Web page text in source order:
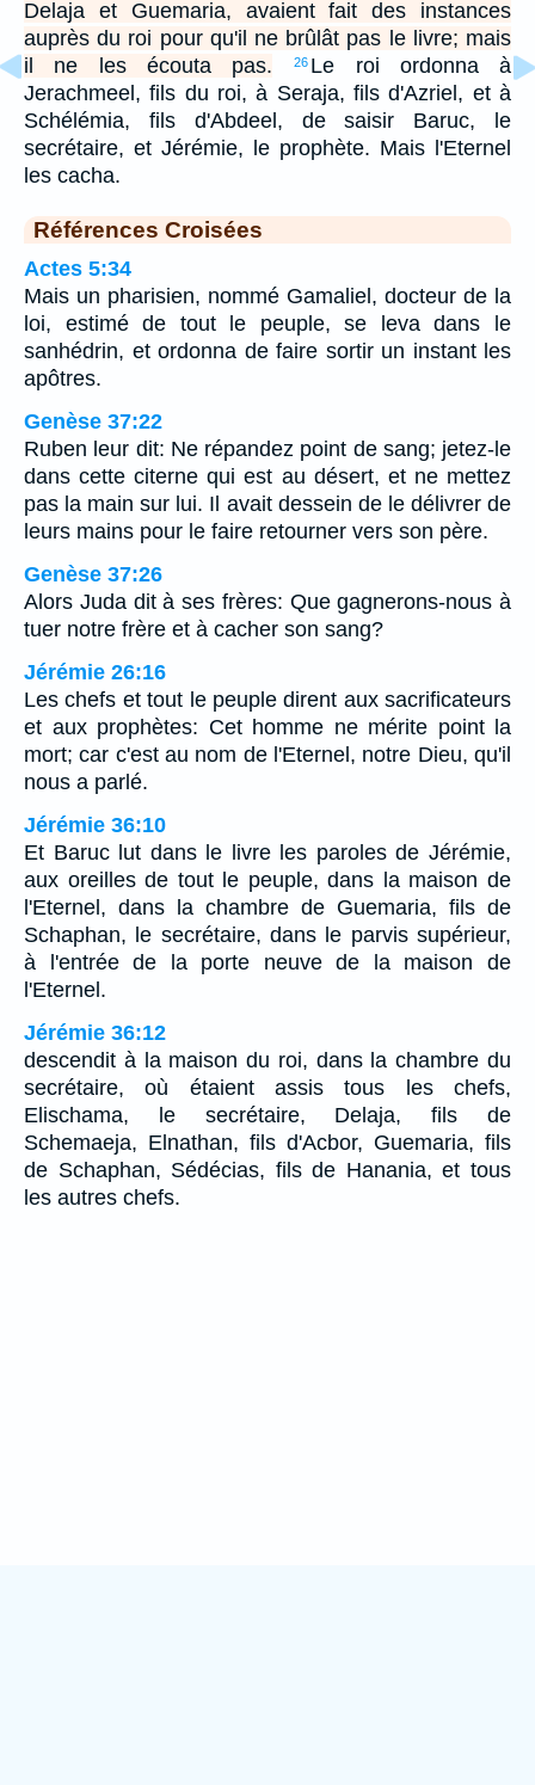
Delaja et Guemaria, avaient fait des instances
auprès du roi pour qu'il ne brûlât pas le livre; mais
il ne les écouta pas.
26 Le roi ordonna à
Jerachmeel, fils du roi, à Seraja, fils d'Azriel, et à
Schélémia, fils d'Abdeel, de saisir Baruc, le
secrétaire, et Jérémie, le prophète. Mais l'Eternel
les cacha.
Références Croisées
Actes 5:34
Mais un pharisien, nommé Gamaliel, docteur de la
loi, estimé de tout le peuple, se leva dans le
sanhédrin, et ordonna de faire sortir un instant les
apôtres.
Genèse 37:22
Ruben leur dit: Ne répandez point de sang; jetez-le
dans cette citerne qui est au désert, et ne mettez
pas la main sur lui. Il avait dessein de le délivrer de
leurs mains pour le faire retourner vers son père.
Genèse 37:26
Alors Juda dit à ses frères: Que gagnerons-nous à
tuer notre frère et à cacher son sang?
Jérémie 26:16
Les chefs et tout le peuple dirent aux sacrificateurs
et aux prophètes: Cet homme ne mérite point la
mort; car c'est au nom de l'Eternel, notre Dieu, qu'il
nous a parlé.
Jérémie 36:10
Et Baruc lut dans le livre les paroles de Jérémie,
aux oreilles de tout le peuple, dans la maison de
l'Eternel, dans la chambre de Guemaria, fils de
Schaphan, le secrétaire, dans le parvis supérieur,
à l'entrée de la porte neuve de la maison de
l'Eternel.
Jérémie 36:12
descendit à la maison du roi, dans la chambre du
secrétaire, où étaient assis tous les chefs,
Elischama, le secrétaire, Delaja, fils de
Schemaeja, Elnathan, fils d'Acbor, Guemaria, fils
de Schaphan, Sédécias, fils de Hanania, et tous
les autres chefs.